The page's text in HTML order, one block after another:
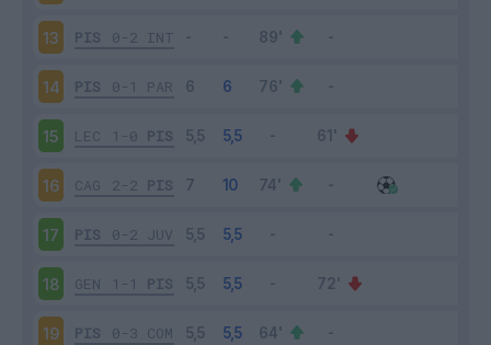
13 PIS 0-2 INT
14 PIS 0-1 PAR
15 LEC 1-0 PIS
16 CAG 2-2 PIS
17 PIS 0-2 JUV
18 GEN 1-1 PIS
19 PIS 0-3 COM